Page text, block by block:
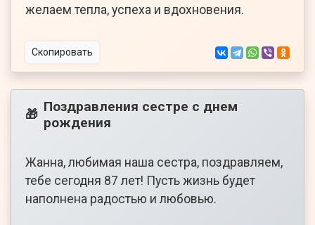
желаем тепла, успеха и вдохновения.
Скопировать
🎁 Поздравления сестре с днем
рождения
Жанна, любимая наша сестра, поздравляем,
тебе сегодня 87 лет! Пусть жизнь будет
наполнена радостью и любовью.